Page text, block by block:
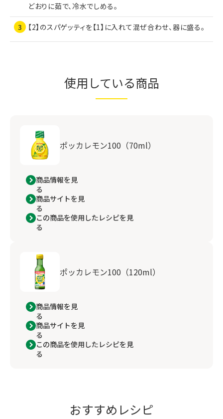
どおりに茹で、冷水でしめる。
【2】のスパゲッティを【1】に入れて混ぜ合わせ、器に盛る。
使用している商品
ポッカレモン100（70ml）
商品情報を見
る
商品サイトを見
る
この商品を使用したレシピを見
る
ポッカレモン100（120ml）
商品情報を見
る
商品サイトを見
る
この商品を使用したレシピを見
る
おすすめレシピ